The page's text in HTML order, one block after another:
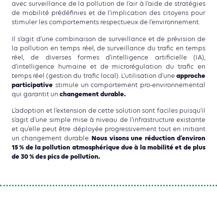
avec surveillance de la pollution de l’air à l’aide de stratégies
de mobilité prédéfinies et de l’implication des citoyens pour
stimuler les comportements respectueux de l’environnement.
Il s’agit d’une combinaison de surveillance et de prévision de
la pollution en temps réel, de surveillance du trafic en temps
réel, de diverses formes d’intelligence artificielle (IA),
d’intelligence humaine et de microrégulation du trafic en
temps réel (gestion du trafic local). L’utilisation d’une approche
participative stimule un comportement pro-environnemental
qui garantit un changement durable.
L’adoption et l’extension de cette solution sont faciles puisqu’il
s’agit d’une simple mise à niveau de l’infrastructure existante
et qu’elle peut être déployée progressivement tout en initiant
un changement durable. Nous visons une réduction d’environ
15 % de la pollution atmosphérique due à la mobilité et de plus
de 30 % des pics de pollution.